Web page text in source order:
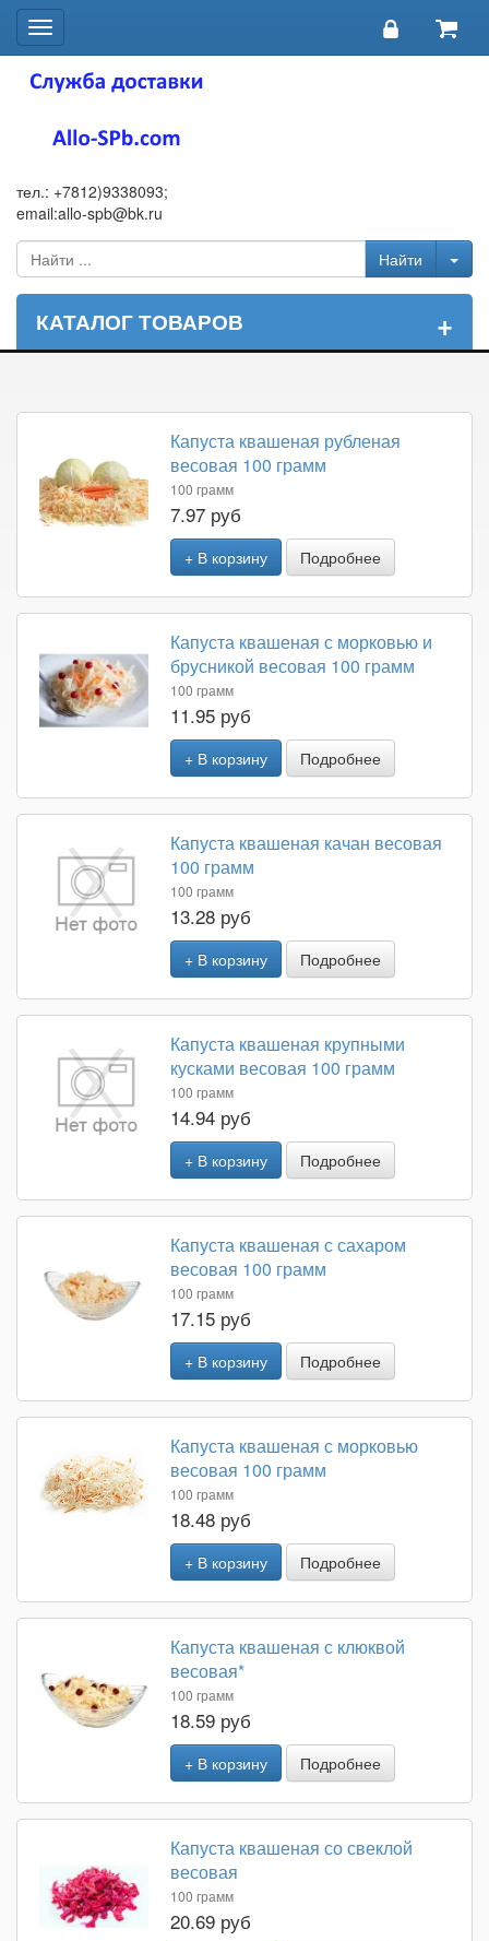
Toggle
navigation
тел.: +7812)9338093;
email:allo-spb@bk.ru
КАТАЛОГ ТОВАРОВ +
Капуста квашеная рубленая
весовая 100 грамм
100 грамм
7.97 руб
+ В корзину Подробнее
Капуста квашеная с морковью и
брусникой весовая 100 грамм
100 грамм
11.95 руб
+ В корзину Подробнее
Капуста квашеная качан весовая
100 грамм
100 грамм
13.28 руб
+ В корзину Подробнее
Капуста квашеная крупными
кусками весовая 100 грамм
100 грамм
14.94 руб
+ В корзину Подробнее
Капуста квашеная с сахаром
весовая 100 грамм
100 грамм
17.15 руб
+ В корзину Подробнее
Капуста квашеная с морковью
весовая 100 грамм
100 грамм
18.48 руб
+ В корзину Подробнее
Капуста квашеная с клюквой
весовая*
100 грамм
18.59 руб
+ В корзину Подробнее
Капуста квашеная со свеклой
весовая
100 грамм
20.69 руб